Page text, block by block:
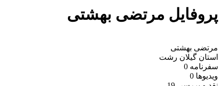
پروفایل مرتضی بهشتی
مرتضی بهشتی
استان گیلان رشت
سفرنامه 0
ویدیو‌ها 0